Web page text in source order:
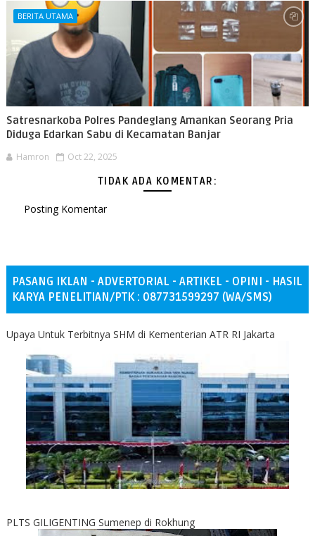
BERITA UTAMA
Satresnarkoba Polres Pandeglang Amankan Seorang Pria
Diduga Edarkan Sabu di Kecamatan Banjar
Hamron Oct 22, 2025
TIDAK ADA KOMENTAR:
Posting Komentar
PASANG IKLAN - ADVERTORIAL - ARTIKEL - OPINI - HASIL
KARYA PENELITIAN/PTK : 087731599297 (WA/SMS)
Upaya Untuk Terbitnya SHM di Kementerian ATR RI Jakarta
PLTS GILIGENTING Sumenep di Rokhung